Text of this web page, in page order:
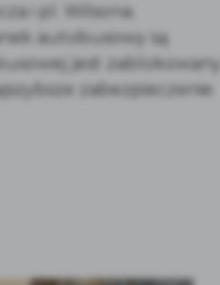
i pl. Wilsona.
autobusowy są
jest zablokowany
zabezpieczenie